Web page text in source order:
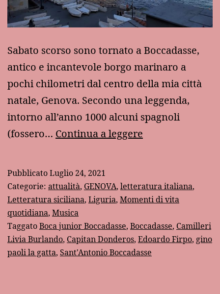
Sabato scorso sono tornato a Boccadasse,
antico e incantevole borgo marinaro a
pochi chilometri dal centro della mia città
natale, Genova. Secondo una leggenda,
intorno all’anno 1000 alcuni spagnoli
(fossero… Continua a leggere
PubblicatoLuglio 24, 2021
Categorie: attualità, GENOVA, letteratura italiana,
Letteratura siciliana, Liguria, Momenti di vita
quotidiana, Musica
TaggatoBoca junior Boccadasse, Boccadasse, Camilleri
Livia Burlando, Capitan Donderos, Edoardo Firpo, gino
paoli la gatta, Sant'Antonio Boccadasse